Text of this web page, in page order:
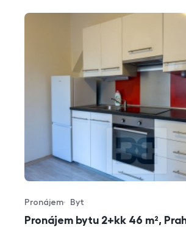
Pronájem bytu 2+kk 46 m²,
Typ nabídky
Pronájem
Typ nemovitosti
Byt